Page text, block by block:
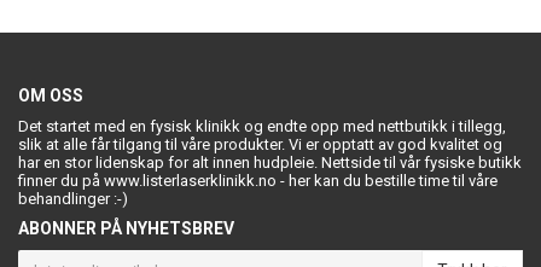
OM OSS
Det startet med en fysisk klinikk og endte opp med nettbutikk i tillegg,
slik at alle får tilgang til våre produkter. Vi er opptatt av god kvalitet og
har en stor lidenskap for alt innen hudpleie. Nettside til vår fysiske butikk
finner du på www.listerlaserklinikk.no - her kan du bestille time til våre
behandlinger :-)
ABONNER PÅ NYHETSBREV